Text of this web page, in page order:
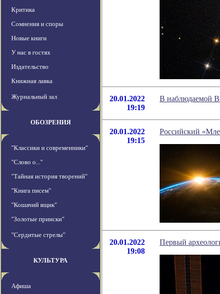
Критика
Сомнения и споры
Новые книги
У нас в гостях
Издательство
Книжная лавка
Журнальный зал
ОБОЗРЕНИЯ
"Классики и современники"
"Слово о..."
"Тайная история творений"
"Книга писем"
"Кошачий ящик"
"Золотые прииски"
"Сердитые стрелы"
КУЛЬТУРА
Афиша
20.01.2022
19:19
В наблюдаемой
20.01.2022
19:15
Российский
20.01.2022
19:08
Первый